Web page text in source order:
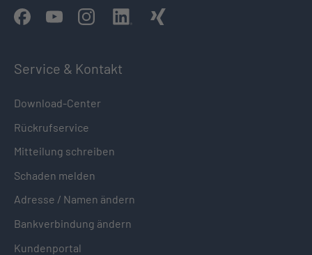
Service & Kontakt
Download-Center
Rückrufservice
Mitteilung schreiben
Schaden melden
Adresse / Namen ändern
Bankverbindung ändern
Kundenportal